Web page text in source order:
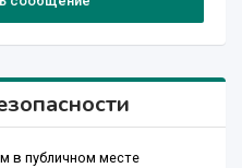
в публичном месте